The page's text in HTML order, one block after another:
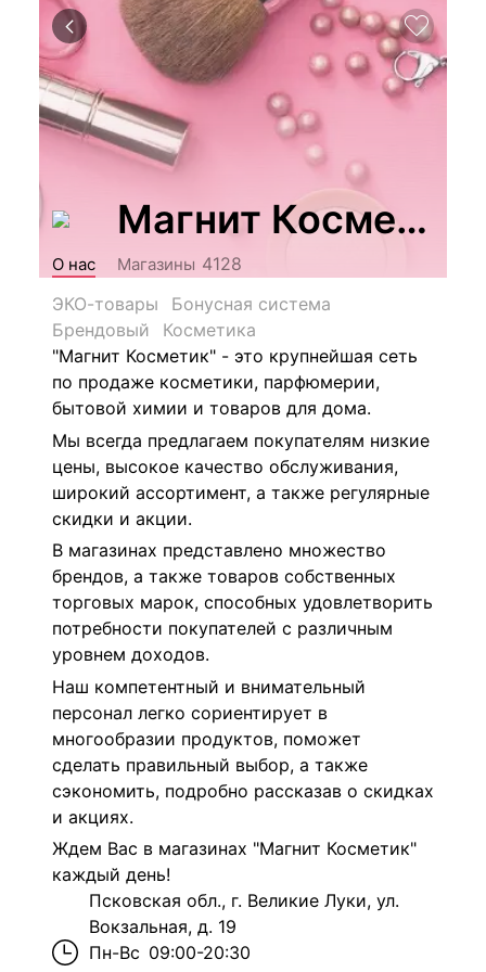
Магнит Косметик
О нас Магазины 4128
ЭКО-товары
Бонусная система
Брендовый
Косметика
"Магнит Косметик" - это крупнейшая сеть
по продаже косметики, парфюмерии,
бытовой химии и товаров для дома.
Мы всегда предлагаем покупателям низкие
цены, высокое качество обслуживания,
широкий ассортимент, а также регулярные
скидки и акции.
В магазинах представлено множество
брендов, а также товаров собственных
торговых марок, способных удовлетворить
потребности покупателей с различным
уровнем доходов.
Наш компетентный и внимательный
персонал легко сориентирует в
многообразии продуктов, поможет
сделать правильный выбор, а также
сэкономить, подробно рассказав о скидках
и акциях.
Ждем Вас в магазинах "Магнит Косметик"
каждый день!
Псковская обл., г. Великие Луки, ул.
Вокзальная, д. 19
Пн-Вс 09:00-20:30